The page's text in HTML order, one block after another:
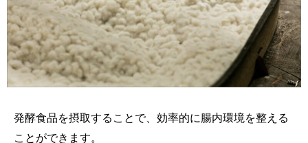
発酵食品を摂取することで、効率的に腸内環境を整える
ことができます。